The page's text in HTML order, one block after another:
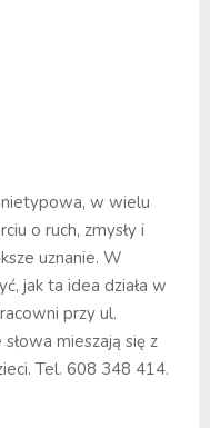
w wielu
o ruch, zmysły i
uznanie. W
jak ta idea działa w
przy ul.
mieszają się z
Tel. 608 348 414.